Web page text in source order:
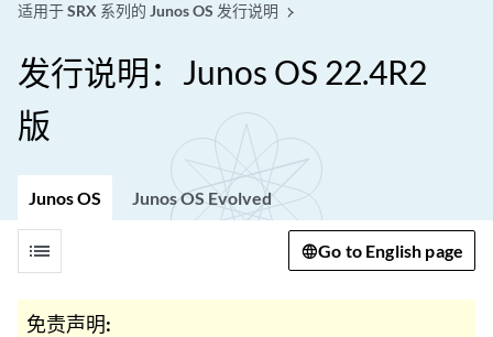
适用于 SRX 系列的 Junos OS 发行说明
发行说明：Junos OS 22.4R2
版
Junos OS Junos OS Evolved
list Go to English page
免责声明: